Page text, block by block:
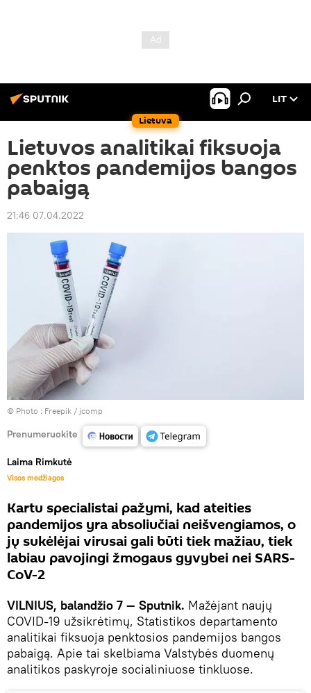
Lietuva
LIT
Lietuvos analitikai fiksuoja
penktos pandemijos bangos
pabaigą
21:46 07.04.2022
© Photo : Freepik / jcomp
Prenumeruokite
Laima Rimkutė
Visos medžiagos
Kartu specialistai pažymi, kad ateities
pandemijos yra absoliučiai neišvengiamos, o
jų sukėlėjai virusai gali būti tiek mažiau, tiek
labiau pavojingi žmogaus gyvybei nei SARS-
CoV-2
VILNIUS, balandžio 7 — Sputnik. Mažėjant naujų
COVID-19 užsikrėtimų, Statistikos departamento
analitikai fiksuoja penktosios pandemijos bangos
pabaigą. Apie tai skelbiama Valstybės duomenų
analitikos paskyroje socialiniuose tinkluose.